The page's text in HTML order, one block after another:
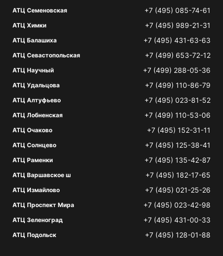
АТЦ Семеновская +7 (495) 085-74-61
АТЦ Химки +7 (495) 989-21-31
АТЦ Балашиха +7 (495) 431-63-63
АТЦ Севастопольская +7 (499) 653-72-12
АТЦ Научный +7 (499) 288-05-36
АТЦ Удальцова +7 (499) 110-86-79
АТЦ Алтуфьево +7 (495) 023-81-52
АТЦ Лобненская +7 (499) 110-53-06
АТЦ Очаково +7 (495) 152-31-11
АТЦ Солнцево +7 (495) 125-38-41
АТЦ Раменки +7 (495) 135-42-87
АТЦ Варшавское ш +7 (495) 182-17-65
АТЦ Измайлово +7 (495) 021-25-26
АТЦ Проспект Мира +7 (495) 023-42-98
АТЦ Зеленоград +7 (495) 431-00-33
АТЦ Подольск +7 (495) 128-01-88